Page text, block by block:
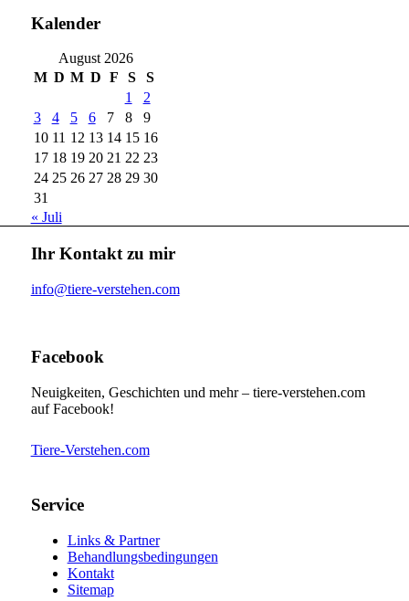
Kalender
August 2026
M D M D F S
S
1
2
3
4 5 6 7 8
9
10 11 12 13 14 15 16
17 18 19 20 21 22 23
24 25 26 27 28 29 30
31
« Juli
Ihr Kontakt zu mir
info@tiere-verstehen.com
Facebook
Neuigkeiten, Geschichten und mehr – tiere-verstehen.com
auf Facebook!
Tiere-Verstehen.com
Service
Links & Partner
Behandlungsbedingungen
Kontakt
Sitemap